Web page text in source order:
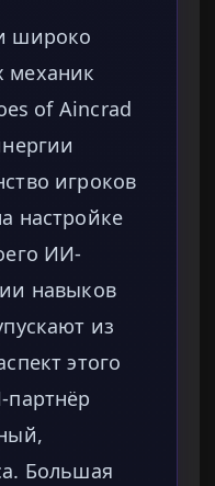
широко
механик
of Aincrad
игроков
настройке
ИИ-
навыков
из
этого
Большая